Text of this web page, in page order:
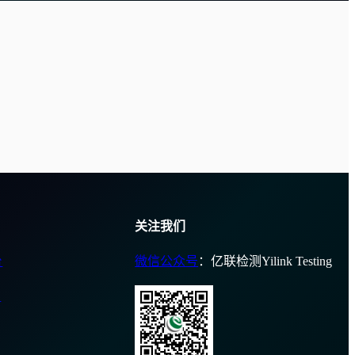
关注我们
微信公众号 ：亿联检测Yilink Testing